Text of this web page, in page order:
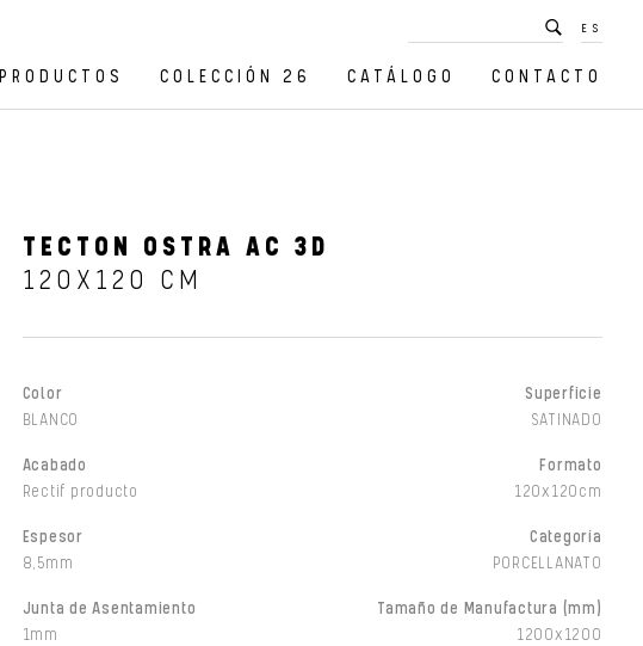
ES
PRODUCTOS COLECCIÓN 26 CATÁLOGO CONTACTO
TECTON OSTRA AC 3D
120X120 CM
Color
BLANCO
Superficie
SATINADO
Acabado
Rectif producto
Formato
120x120cm
Espesor
8,5mm
Categoría
PORCELLANATO
Junta de Asentamiento
1mm
Tamaño de Manufactura (mm)
1200x1200